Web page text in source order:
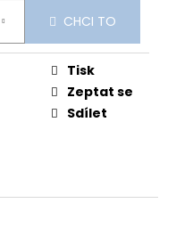
CHCI TO
Tisk
Zeptat se
Sdílet